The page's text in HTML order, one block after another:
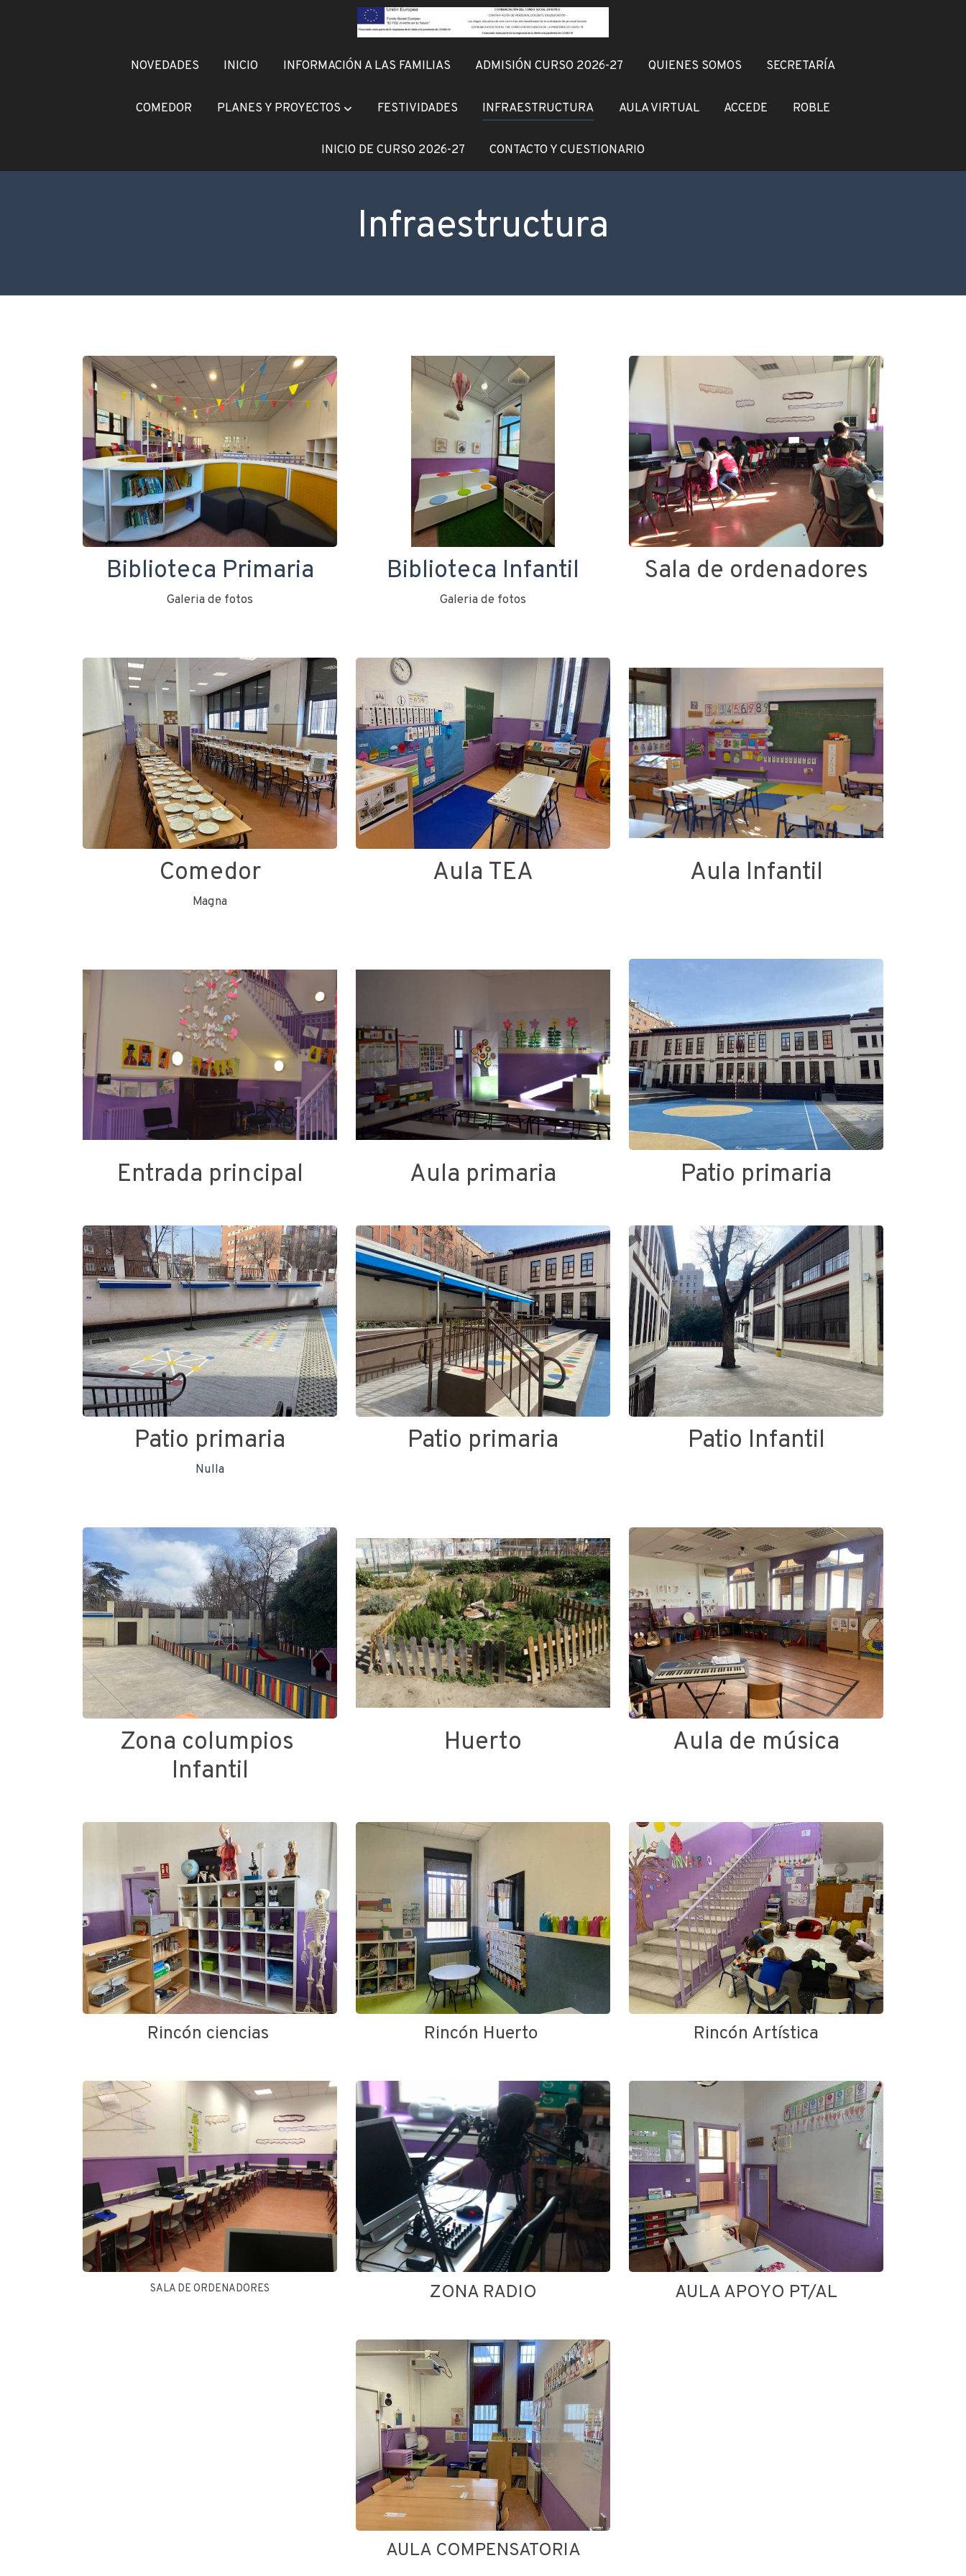
NOVEDADES INICIO INFORMACIÓN A LAS FAMILIAS ADMISIÓN CURSO 2026-27 QUIENES SOMOS SECRETARÍA
COMEDOR PLANES Y PROYECTOS FESTIVIDADES INFRAESTRUCTURA AULA VIRTUAL ACCEDE ROBLE
INICIO DE CURSO 2026-27 CONTACTO Y CUESTIONARIO
Infraestructura
Biblioteca Primaria
Galeria de fotos
Biblioteca Infantil
Galeria de fotos
Sala de ordenadores
Comedor
Magna
Aula TEA Aula Infantil
Entrada principal Aula primaria Patio primaria
Patio primaria
Nulla
Patio primaria Patio Infantil
Zona columpios
Infantil
Huerto Aula de música
Rincón ciencias Rincón Huerto Rincón Artística
SALA DE ORDENADORES ZONA RADIO AULA APOYO PT/AL
AULA COMPENSATORIA